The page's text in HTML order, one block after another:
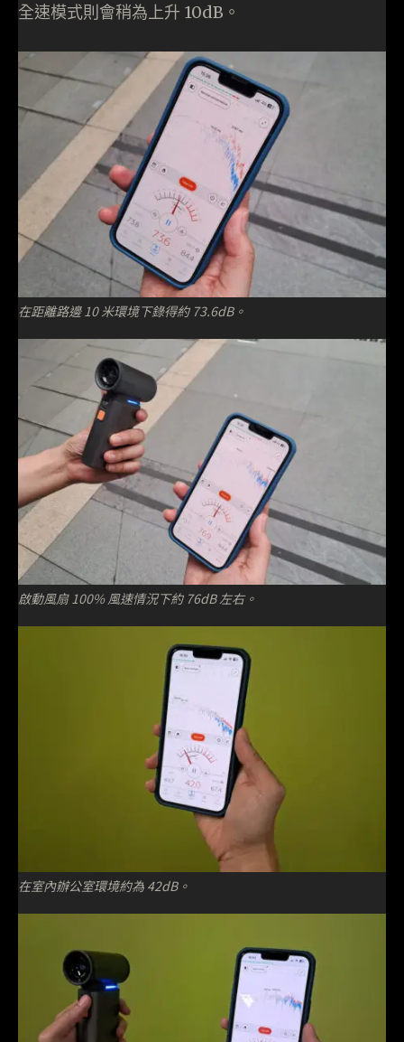
全速模式則會稍為上升 10dB。
在距離路邊 10 米環境下錄得約 73.6dB。
啟動風扇 100% 風速情況下約 76dB 左右。
在室內辦公室環境約為 42dB。